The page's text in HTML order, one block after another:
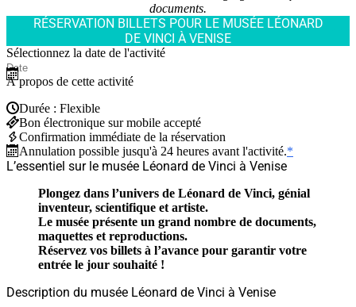
documents.
RÉSERVATION BILLETS POUR LE MUSÉE LÉONARD
DE VINCI À VENISE
Sélectionnez la date de l'activité
À propos de cette activité
Durée : Flexible
Bon électronique sur mobile accepté
Confirmation immédiate de la réservation
Annulation possible jusqu'à 24 heures avant l'activité.*
L’essentiel sur le musée Léonard de Vinci à Venise
Plongez dans l’univers de Léonard de Vinci, génial
inventeur, scientifique et artiste.
Le musée présente un grand nombre de documents,
maquettes et reproductions.
Réservez vos billets à l’avance pour garantir votre
entrée le jour souhaité !
Description du musée Léonard de Vinci à Venise